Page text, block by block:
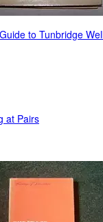
to Tunbridge
at Pairs